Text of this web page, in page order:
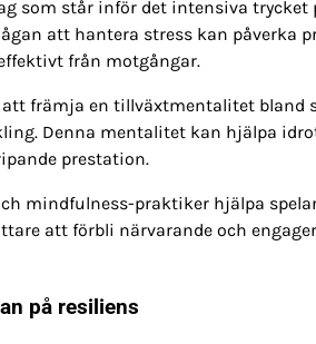
som står inför det intensiva trycket
att hantera stress kan påverka
från motgångar.
främja en tillväxtmentalitet bland
Denna mentalitet kan hjälpa
prestation.
mindfulness-praktiker hjälpa
att förbli närvarande och
på resiliens